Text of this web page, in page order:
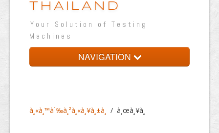
THAILAND
Your Solution of Testing
Machines
NAVIGATION
à¸«à¸™à¹‰à¸²à¸«à¸¥à¸±à¸ / à¸œà¸¥à¸